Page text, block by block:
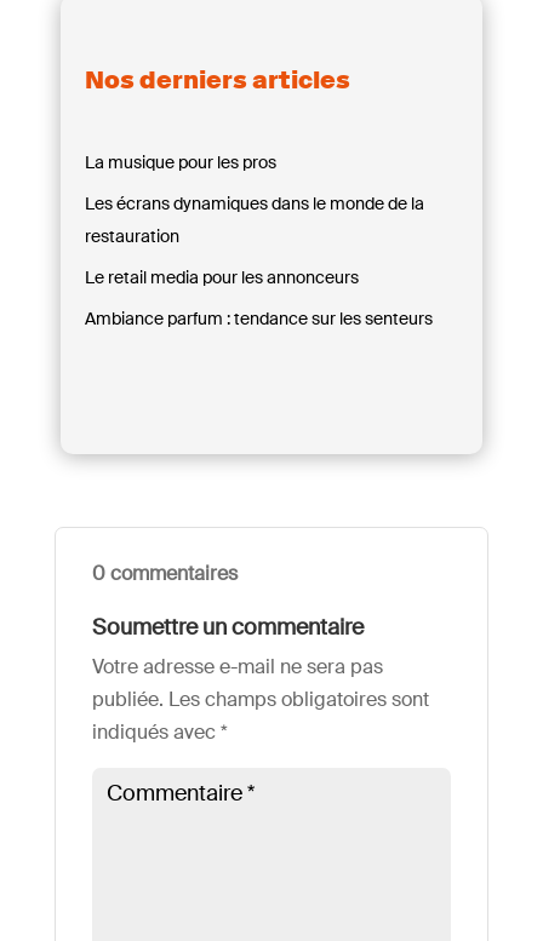
Nos derniers articles
La musique pour les pros
Les écrans dynamiques dans le monde de la
restauration
Le retail media pour les annonceurs
Ambiance parfum : tendance sur les senteurs
0 commentaires
Soumettre un commentaire
Votre adresse e-mail ne sera pas
publiée. Les champs obligatoires sont
indiqués avec*